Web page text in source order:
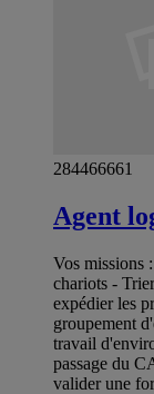
284466661
Agent
Vos missions
chariots -
expédier les
groupement
travail
passage du
valider une